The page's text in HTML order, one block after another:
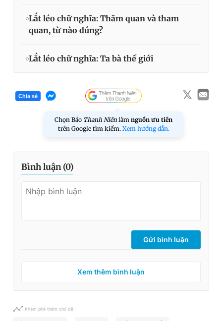
Lắt léo chữ nghĩa: Thăm quan và tham
quan, từ nào đúng?
Lắt léo chữ nghĩa: Ta bà thế giới
Chia sẻ
Chọn Báo Thanh Niên làm nguồn ưu tiên
trên Google tìm kiếm. Xem hướng dẫn.
Bình luận (0)
Gửi bình luận
Xem thêm bình luận
Khám phá thêm chủ đề